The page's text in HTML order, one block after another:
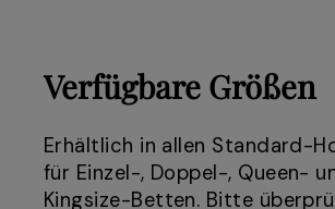
Verfügbare Größen
Erhältlich in allen Standard-
für Einzel-, Doppel-, Queen-
Kingsize-Betten. Bitte